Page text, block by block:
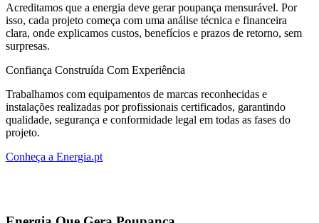
Acreditamos que a energia deve gerar poupança mensurável. Por
isso, cada projeto começa com uma análise técnica e financeira
clara, onde explicamos custos, benefícios e prazos de retorno, sem
surpresas.
Confiança Construída Com Experiência
Trabalhamos com equipamentos de marcas reconhecidas e
instalações realizadas por profissionais certificados, garantindo
qualidade, segurança e conformidade legal em todas as fases do
projeto.
Conheça a Energia.pt